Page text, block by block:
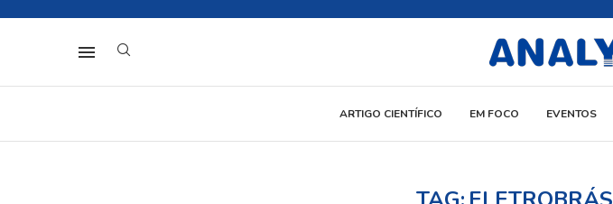
ARTIGO CIENTÍFICO EM FOCO EVENTOS